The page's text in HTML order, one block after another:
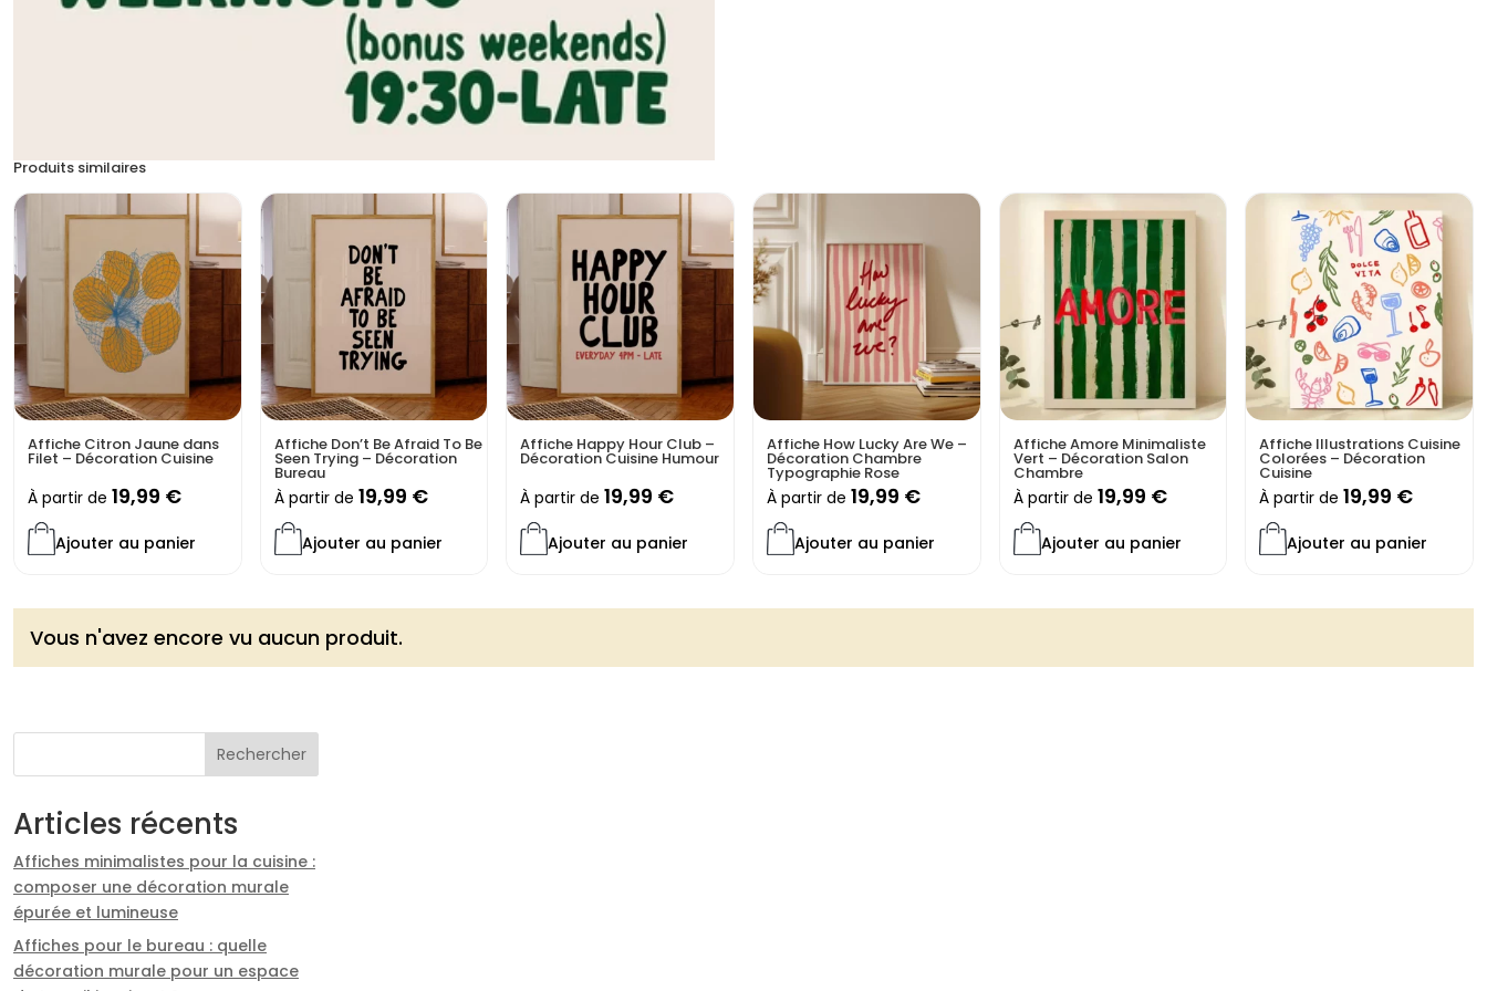
Laissez-vous séduire par ces affiches murales cuisine qui allienthumour, design et
convivialité
. Elles sont la touche finale parfaite pour un intérieur chaleureux et plein
de caractère.
Vendue sans cadre
Produits similaires
Affiche Citron Jaune dans
Filet – Décoration Cuisine
À partir de 19,99 €
Ajouter au panier
Affiche Don’t Be Afraid To Be
Seen Trying – Décoration
Bureau
À partir de 19,99 €
Ajouter au panier
Affiche Happy Hour Club –
Décoration Cuisine Humour
À partir de19,99 €
Ajouter au panier
Affiche How Lucky Are We –
Décoration Chambre
Typographie Rose
À partir de 19,99 €
Ajouter au panier
Affiche Amore Minimaliste
Vert – Décoration Salon
Chambre
À partir de 19,99 €
Ajouter au panier
Affiche Illustrations Cuisine
Colorées – Décoration
Cuisine
À partir de19,99 €
Ajouter au panier
Vous n'avez encore vu aucun produit.
Rechercher
Articles récents
Affiches minimalistes pour la cuisine :
composer une décoration murale
épurée et lumineuse
Affiches pour le bureau : quelle
décoration murale pour un espace